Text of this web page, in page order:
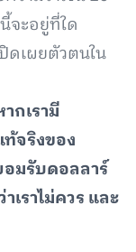
จะอยู่ที่ใด
ดเผยตัวตนใน
กเรามี
จริงของ
อมรับดอลลาร์
ราไม่ควร และ